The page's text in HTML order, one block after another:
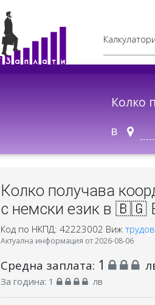
Колко
в
Колко получава
с немски език в 🇧🇬
Код по НКПД: 42223002 Виж
Актуална информация от 2026-08-06
Средна заплата: 1
За година: 1 лв